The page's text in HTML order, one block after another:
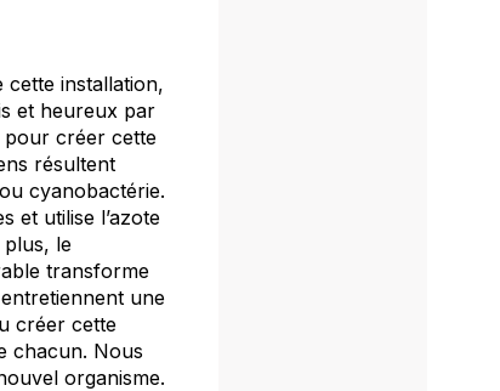
installation,
et heureux par
pour créer cette
résultent
cyanobactérie.
et utilise l’azote
plus, le
transforme
une
créer cette
chacun. Nous
organisme.